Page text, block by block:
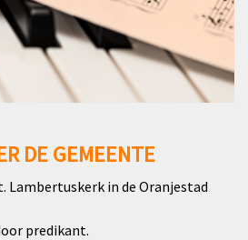
DE GEMEENTE
Lambertuskerk in de Oranjestad
predikant.